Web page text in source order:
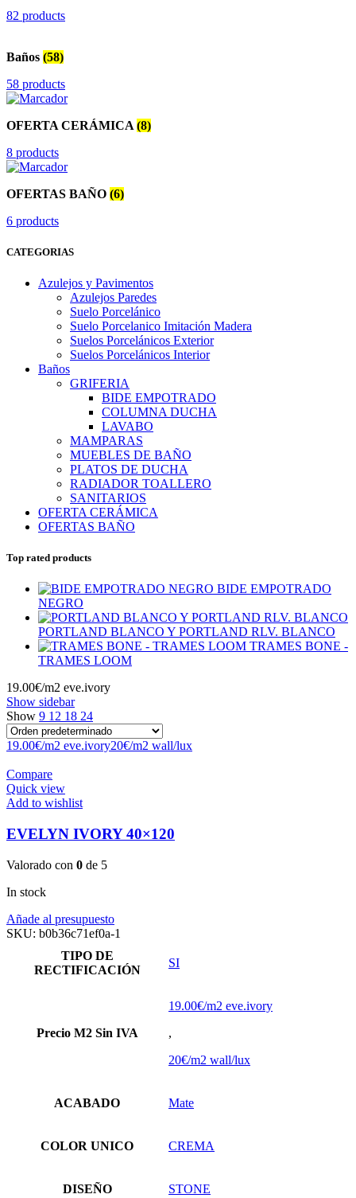
82 products
Baños (58)
58 products
OFERTA CERÁMICA (8)
8 products
OFERTAS BAÑO (6)
6 products
CATEGORIAS
Azulejos y Pavimentos
Azulejos Paredes
Suelo Porcelánico
Suelo Porcelanico Imitación Madera
Suelos Porcelánicos Exterior
Suelos Porcelánicos Interior
Baños
GRIFERIA
BIDE EMPOTRADO
COLUMNA DUCHA
LAVABO
MAMPARAS
MUEBLES DE BAÑO
PLATOS DE DUCHA
RADIADOR TOALLERO
SANITARIOS
OFERTA CERÁMICA
OFERTAS BAÑO
Top rated products
BIDE EMPOTRADO
NEGRO
PORTLAND BLANCO Y PORTLAND RLV. BLANCO
TRAMES BONE -
TRAMES LOOM
19.00€/m2 eve.ivory
Show sidebar
Show 9 12 18 24
19.00€/m2 eve.ivory20€/m2 wall/lux
Compare
Quick view
Add to wishlist
EVELYN IVORY 40×120
Valorado con 0 de 5
In stock
Añade al presupuesto
SKU: b0b36c71ef0a-1
TIPO DE
RECTIFICACIÓN
SI
Precio M2 Sin IVA
19.00€/m2 eve.ivory
,
20€/m2 wall/lux
ACABADO Mate
COLOR UNICO CREMA
DISEÑO STONE